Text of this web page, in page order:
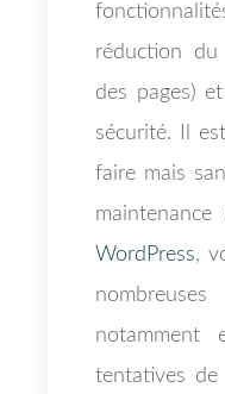
réduction du
des pages)
sécurité. Il
faire mais
WordPress,
tentatives